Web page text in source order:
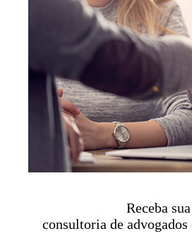
Receba sua
consultoria de advogados